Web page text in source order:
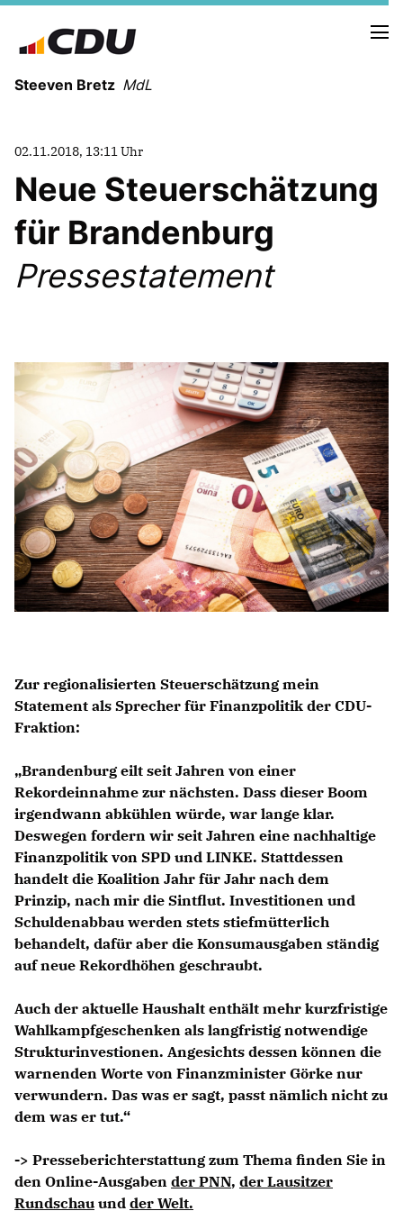
Steeven Bretz MdL
VITA
WAHLKREISBESUCHE
PRESSEFOTOS
MEIN BÜRGERBÜRO
ZIELE
Redebeiträge
Anträge CDU
Kleine Anfragen
CDU Deutschland
CDU Fraktion im Brandenburger Landtag
CDU Brandenburg
CDU Potsdam
02.11.2018, 13:11 Uhr
Neue Steuerschätzung
für Brandenburg
Pressestatement
Zur regionalisierten Steuerschätzung mein
Statement als Sprecher für Finanzpolitik der CDU-
Fraktion:
Brandenburg eilt seit Jahren von einer
Rekordeinnahme zur nächsten. Dass dieser Boom
irgendwann abkühlen würde, war lange klar.
Deswegen fordern wir seit Jahren eine nachhaltige
Finanzpolitik von SPD und LINKE. Stattdessen
handelt die Koalition Jahr für Jahr nach dem
Prinzip, nach mir die Sintflut. Investitionen und
Schuldenabbau werden stets stiefmütterlich
behandelt, dafür aber die Konsumausgaben ständig
auf neue Rekordhöhen geschraubt.
Auch der aktuelle Haushalt enthält mehr kurzfristige
Wahlkampfgeschenken als langfristig notwendige
Strukturinvestionen. Angesichts dessen können die
warnenden Worte von Finanzminister Görke nur
verwundern. Das was er sagt, passt nämlich nicht zu
dem was er tut.“
-> Presseberichterstattung zum Thema finden Sie in
den Online-Ausgaben der PNN, der Lausitzer
Rundschau und der Welt.